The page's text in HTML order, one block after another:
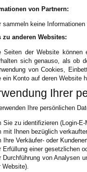
von Partnern:
sammeln keine Informationen
zu anderen Websites:
Seiten der Website können
sich genauso, als ob
von Cookies,
ein Konto auf deren Website
Ihrer
Ihre persönlichen
Sie zu identifizieren (Login-
mit Ihnen bezüglich
Ihre Verkäufer- oder
Erfüllung einer gesetzlichen
Durchführung von Analysen
Website).